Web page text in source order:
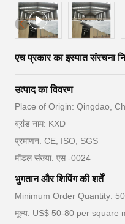
एच प्रकार का इस्पात संरचना
उत्पाद का विवरण
Place of Origin: Qingdao,
ब्रांड नाम: KXD
प्रमाणन: CE, ISO, SGS
मॉडल संख्या: एस -0024
भुगतान और शिपिंग की शर्तें
Minimum Order Quantity:
मूल्य: US$ 50-80 per square